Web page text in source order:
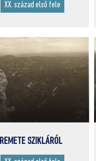
XX. század első fele
SZIKLÁRÓL